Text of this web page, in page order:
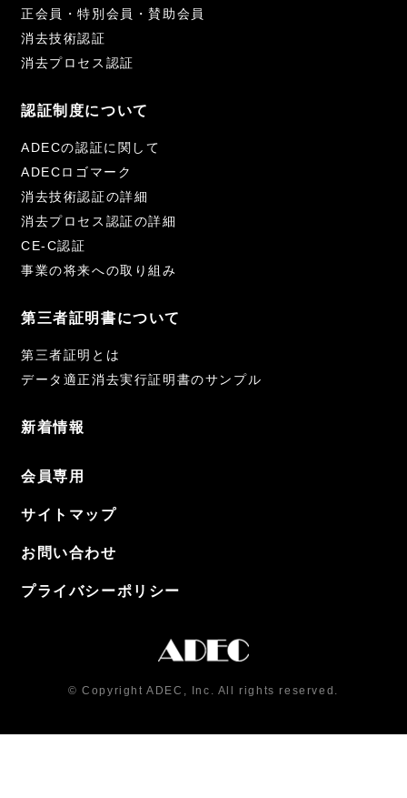
正会員・特別会員・賛助会員
消去技術認証
消去プロセス認証
認証制度について
ADECの認証に関して
ADECロゴマーク
消去技術認証の詳細
消去プロセス認証の詳細
CE-C認証
事業の将来への取り組み
第三者証明書について
第三者証明とは
データ適正消去実行証明書のサンプル
新着情報
会員専用
サイトマップ
お問い合わせ
プライバシーポリシー
© Copyright ADEC, Inc. All rights reserved.